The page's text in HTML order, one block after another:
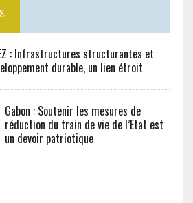
: Infrastructures structurantes et
durable, un lien étroit
Gabon : Soutenir les mesures de
réduction du train de vie de l’Etat est
un devoir patriotique